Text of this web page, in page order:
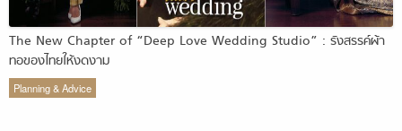
The New Chapter of “Deep Love Wedding Studio” : รังสรรค์ผ้า
ทอของไทยให้งดงาม
Planning & Advice